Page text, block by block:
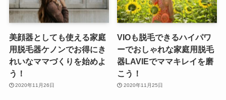
美顔器としても使える家庭
用脱毛器ケノンでお得にき
れいなママづくりを始めよ
う！
2020年11月26日
VIOも脱毛できるハイパワ
ーでおしゃれな家庭用脱毛
器LAVIEでママキレイを磨
こう！
2020年11月25日